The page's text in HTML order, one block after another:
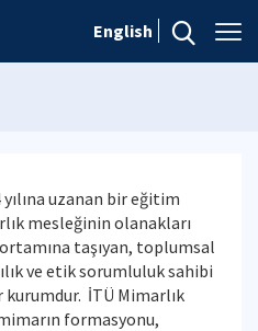
English
uzanan bir eğitim
mesleğinin olanakları
taşıyan, toplumsal
ve etik sorumluluk sahibi
İTÜ Mimarlık
formasyonu,